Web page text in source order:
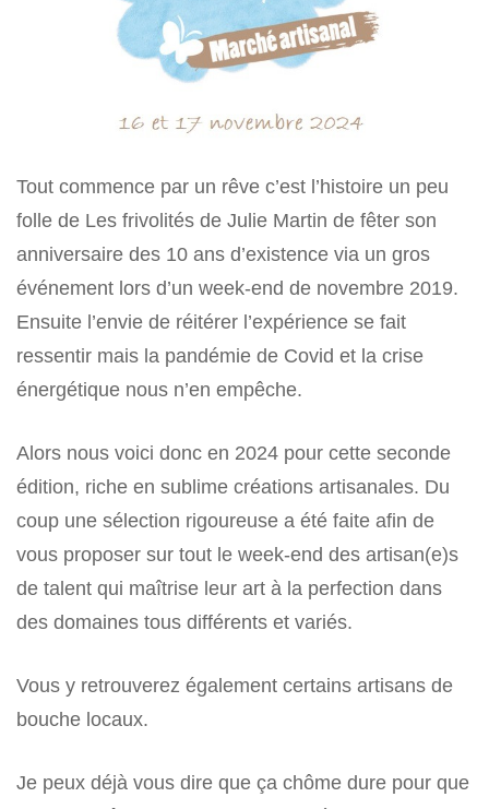
Tout commence par un rêve c’est l’histoire un peu
folle de Les frivolités de Julie Martin de fêter son
anniversaire des 10 ans d’existence via un gros
événement lors d’un week-end de novembre 2019.
Ensuite l’envie de réitérer l’expérience se fait
ressentir mais la pandémie de Covid et la crise
énergétique nous n’en empêche.
Alors nous voici donc en 2024 pour cette seconde
édition, riche en sublime créations artisanales. Du
coup une sélection rigoureuse a été faite afin de
vous proposer sur tout le week-end des artisan(e)s
de talent qui maîtrise leur art à la perfection dans
des domaines tous différents et variés.
Vous y retrouverez également certains artisans de
bouche locaux.
Je peux déjà vous dire que ça chôme dure pour que